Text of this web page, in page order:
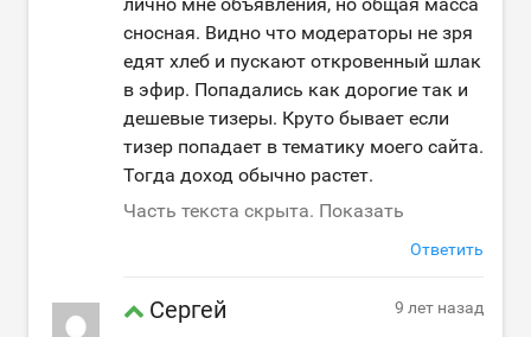
сносная. Видно что модераторы не зря
едят хлеб и пускают откровенный шлак
в эфир. Попадались как дорогие так и
дешевые тизеры. Круто бывает если
тизер попадает в тематику моего сайта.
Тогда доход обычно растет.
Часть текста скрыта. Показать
Ответить
Сергей 9 лет назад